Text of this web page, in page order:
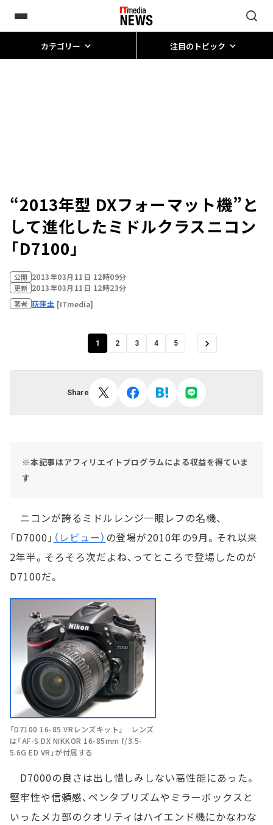
カテゴリー 注目のトピック
“2013年型 DXフォーマット機”と
して進化したミドルクラス――ニコン
「D7100」
公開 2013年03月11日 12時09分
更新 2013年03月11日 12時23分
著者 荻窪圭 [ITmedia]
1 2 3 4 5
Share
※本記事はアフィリエイトプログラムによる収益を得ていま
す
ニコンが誇るミドルレンジ一眼レフの名機、
「D7000」 （レビュー） の登場が2010年の9月。それ以来
2年半。そろそろ次だよね、ってところで登場したのが
D7100だ。
「D7100 16-85 VRレンズキット」 レンズ
は「AF-S DX NIKKOR 16-85mm f/3.5-
5.6G ED VR」が付属する
D7000の良さは出し惜しみしない高性能にあった。
堅牢性や信頼感、ペンタプリズムやミラーボックスと
いったメカ部のクオリティはハイエンド機にかなわな